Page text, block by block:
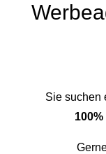
Sie suchen